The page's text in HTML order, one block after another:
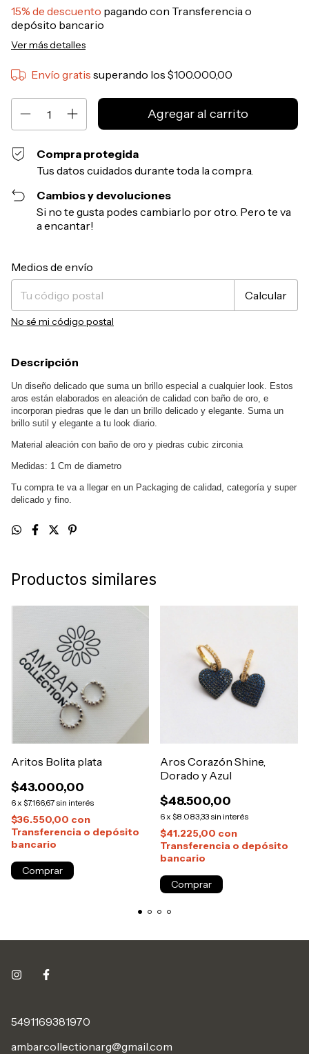
15% de descuento pagando con Transferencia o
depósito bancario
Ver más detalles
Envío gratis superando los$100.000,00
Compra protegida
Tus datos cuidados durante toda la compra.
Cambios y devoluciones
Si no te gusta podes cambiarlo por otro. Pero te va
a encantar!
Entregas para el CP:
Medios de envío
Calcular
No sé mi código postal
Descripción
Un diseño delicado que suma un brillo especial a cualquier look. Estos
aros están elaborados en aleación de calidad con baño de oro, e
incorporan piedras que le dan un brillo delicado y elegante. Suma un
brillo sutil y elegante a tu look diario.
Material aleación con baño de oro y piedras cubic zirconia
Medidas: 1 Cm de diametro
Tu compra te va a llegar en un Packaging de calidad, categoría y super
delicado y fino.
Productos similares
Aritos Bolita plata
$43.000,00
6x $7.166,67sin interés
$36.550,00 con
Transferencia o depósito
bancario
Aros Corazón Shine,
Dorado y Azul
$48.500,00
6x $8.083,33sin interés
$41.225,00 con
Transferencia o depósito
bancario
5491169381970
ambarcollectionarg@gmail.com